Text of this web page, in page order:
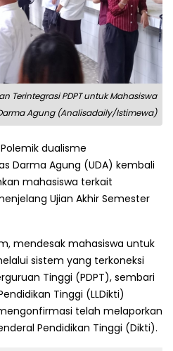
Terintegrasi PDPT untuk Mahasiswa
Agung (Analisadaily/Istimewa)
Polemik dualisme
Darma Agung (UDA) kembali
mahasiswa terkait
Ujian Akhir Semester
mendesak mahasiswa untuk
sistem yang terkoneksi
Tinggi (PDPT), sembari
Tinggi (LLDikti)
telah melaporkan
Pendidikan Tinggi (Dikti).